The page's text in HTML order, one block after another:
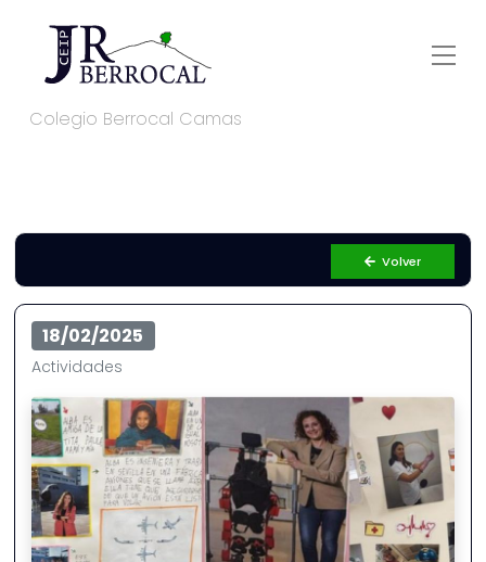
Colegio Berrocal Camas
Volver
18/02/2025
Actividades